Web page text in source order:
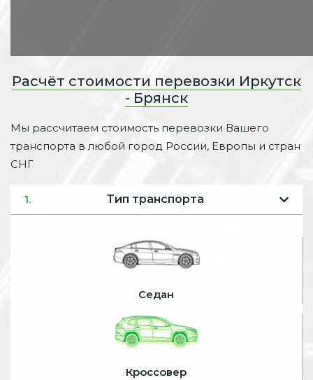
Расчёт стоимости перевозки Иркутск
- Брянск
Мы рассчитаем стоимость перевозки Вашего
транспорта в любой город России, Европы и стран
СНГ
1. Тип транспорта
Седан
Кроссовер